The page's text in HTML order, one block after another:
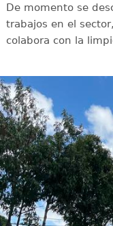
De momento se
trabajos en el
colabora con la